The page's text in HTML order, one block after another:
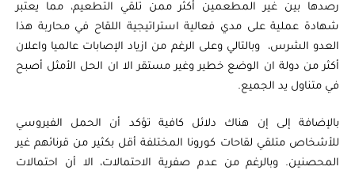
رصدها بين غير المطعمين أكثر ممن تلقي التطعيم، مما يعتبر
شهادة عملية على مدي فعالية استراتيجية اللقاح في محاربة هذا
العدو الشرس، وبالتالي وعلى الرغم من ازياد الإصابات عالميا واعلان
أكثر من دولة ان الوضع خطير وغير مستقر الا ان الحل الأمثل أصبح
في متناول يد الجميع.
بالإضافة إلى إن هناك دلائل كافية تؤكد أن الحمل الفيروسي
للأشخاص متلقي لقاحات كورونا المختلفة أقل بكثير من قرنائهم غير
المحصنين. وبالرغم من عدم صفرية الاحتمالات، الا أن احتمالات